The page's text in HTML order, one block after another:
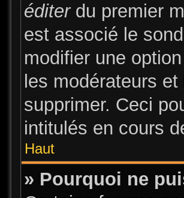
éditerdu premier
est associé le
modifier une
les modérateurs
supprimer. Ceci
intitulés en cours
Haut
» Pourquoi ne